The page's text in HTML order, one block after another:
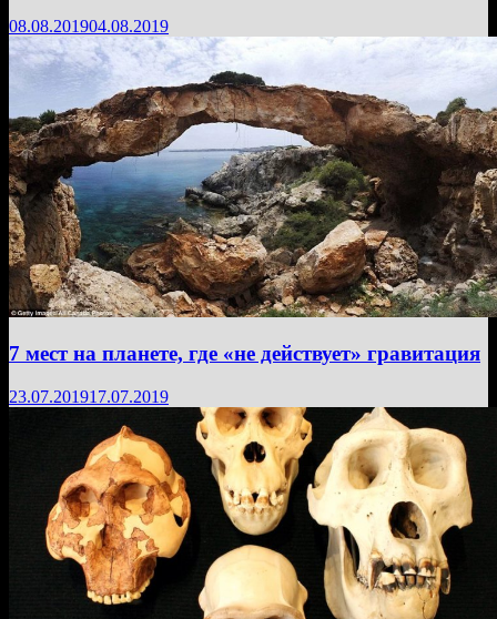
08.08.201904.08.2019
7 мест на планете, где «не действует» гравитация
23.07.201917.07.2019